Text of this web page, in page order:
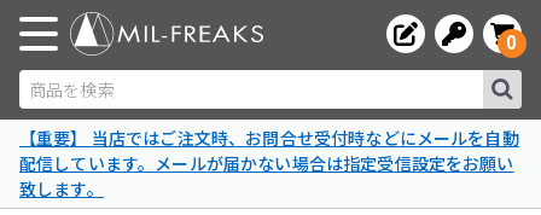
商品を検索
0
【重要】 当店ではご注文時、お問合せ受付時などにメールを自動
配信しています。メールが届かない場合は指定受信設定をお願い
致します。